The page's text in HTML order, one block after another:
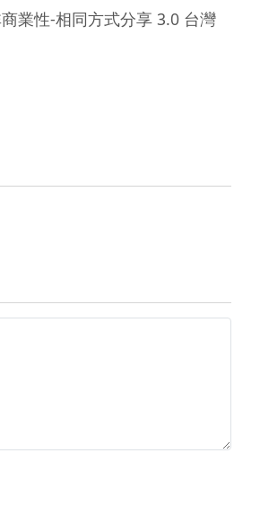
業性-相同方式分享 3.0 台灣